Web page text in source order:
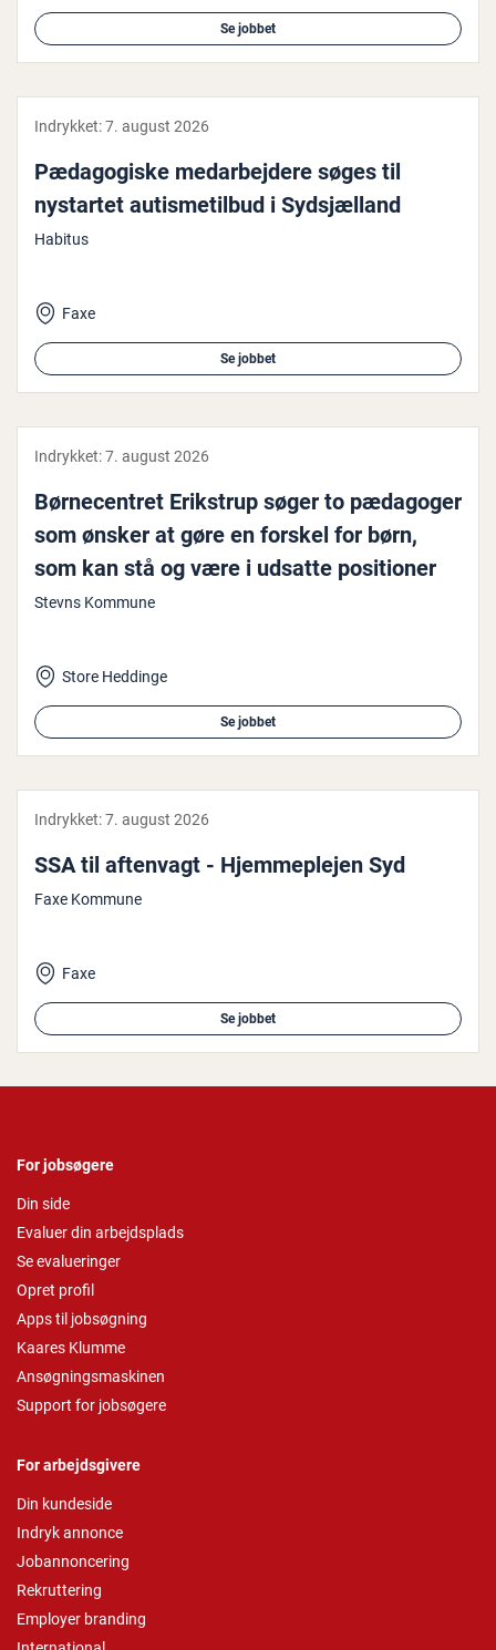
Se jobbet
Indrykket:7. august 2026
Pæ­da­go­gi­ske me­d­ar­bej­de­re søges til
nystartet au­tis­me­til­bud i Sydsjæl­land
Habitus
Faxe
Se jobbet
Indrykket:7. august 2026
Bør­ne­cen­tret Erikstrup søger to pædagoger
som ønsker at gøre en forskel for børn,
som kan stå og være i udsatte po­si­tio­ner
Stevns Kommune
Store Heddinge
Se jobbet
Indrykket:7. august 2026
SSA til aftenvagt - Hjem­meplej­en Syd
Faxe Kommune
Faxe
Se jobbet
For jobsøgere
Din side
Evaluer din arbejdsplads
Se evalueringer
Opret profil
Apps til jobsøgning
Kaares Klumme
Ansøgningsmaskinen
Support for jobsøgere
For arbejdsgivere
Din kundeside
Indryk annonce
Jobannoncering
Rekruttering
Employer branding